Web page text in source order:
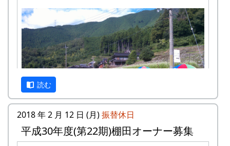
読む
2018 年 2 月 12 日 (月)振替休日
平成30年度(第22期)棚田オーナー募集